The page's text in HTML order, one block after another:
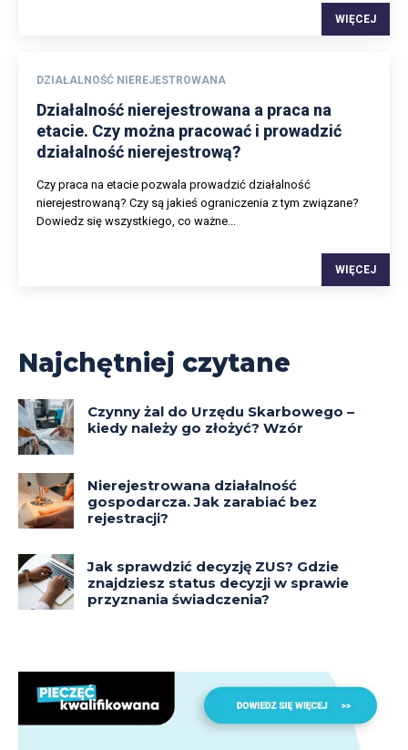
WIĘCEJ
DZIAŁALNOŚĆ NIEREJESTROWANA
Działalność nierejestrowana a praca na
etacie. Czy można pracować i prowadzić
działalność nierejestrową?
Czy praca na etacie pozwala prowadzić działalność
nierejestrowaną? Czy są jakieś ograniczenia z tym związane?
Dowiedz się wszystkiego, co ważne...
WIĘCEJ
Najchętniej czytane
Czynny żal do Urzędu Skarbowego –
kiedy należy go złożyć? Wzór
Nierejestrowana działalność
gospodarcza. Jak zarabiać bez
rejestracji?
Jak sprawdzić decyzję ZUS? Gdzie
znajdziesz status decyzji w sprawie
przyznania świadczenia?